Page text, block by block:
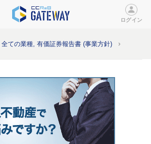
ログイン
ての業種, 有価証券報告書 (事業方針)